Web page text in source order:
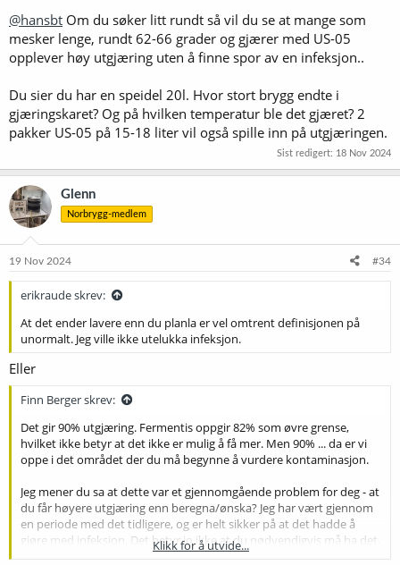
@hansbt Om du søker litt rundt så vil du se at mange som
mesker lenge, rundt 62-66 grader og gjærer med US-05
opplever høy utgjæring uten å finne spor av en infeksjon..
Du sier du har en speidel 20l. Hvor stort brygg endte i
gjæringskaret? Og på hvilken temperatur ble det gjæret? 2
pakker US-05 på 15-18 liter vil også spille inn på utgjæringen.
Sist redigert: 18 Nov 2024
Glenn
Norbrygg-medlem
19 Nov 2024 #34
erikraude skrev:
At det ender lavere enn du planla er vel omtrent definisjonen på
unormalt. Jeg ville ikke utelukka infeksjon.
Eller
Finn Berger skrev:
Det gir 90% utgjæring. Fermentis oppgir 82% som øvre grense,
hvilket ikke betyr at det ikke er mulig å få mer. Men 90% ... da er vi
oppe i det området der du må begynne å vurdere kontaminasjon.
Jeg mener du sa at dette var et gjennomgående problem for deg - at
du får høyere utgjæring enn beregna/ønska? Jeg har vært gjennom
en periode med det tidligere, og er helt sikker på at det hadde å
gjøre med infeksjon. Det betyr jo ikke at du nødvendigvis må ha det,
men ikke utelukke det helt, heller.
Klikk for å utvide...